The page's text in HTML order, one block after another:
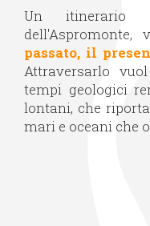
Un itinerario
passato, il
Attraversarlo
tempi geologici
lontani, che
mari e oceani che